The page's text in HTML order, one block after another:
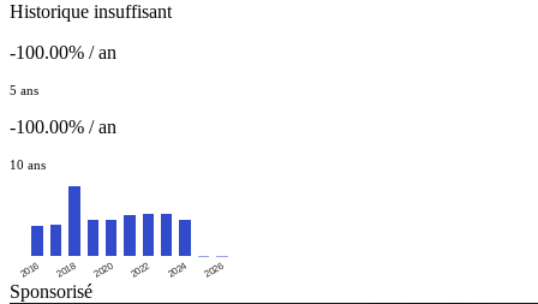
Historique insuffisant
-100.00% / an
5 ans
-100.00% / an
10 ans
2016 2018 2020 2022 2024 2026
Sponsorisé